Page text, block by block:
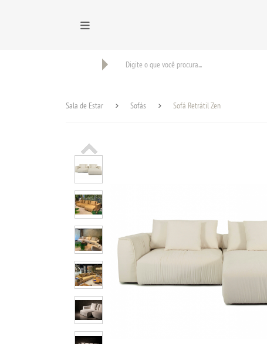
Sala de Estar Sofás Sofá Retrátil Zen